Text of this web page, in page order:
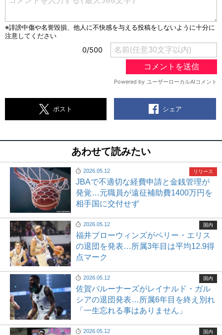
ポスト シェア
あわせて読みたい
2026.05.12
JBAで不適切な経費申請と金銭管理が
発覚…元職員が遠征補助費1400万円を
相手国に交付せず
リリース
2026.05.12
福井ブローウィンズがペリー・エリス
の退団を発表…所属3年目は平均12.9得
点マーク
国内
2026.05.12
佐賀バルーナーズがレイナルド・ガル
シアの退団発表…所属6年目を終え別れ
「一生忘れる事はありません」
国内
2026.05.12 国内